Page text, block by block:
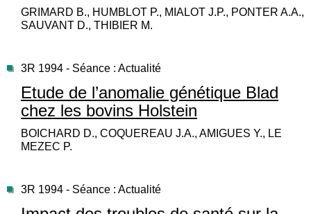
GRIMARD B., HUMBLOT P., MIALOT J.P., PONTER A.A.,
SAUVANT D., THIBIER M.
3R 1994 - Séance : Actualité
Etude de l’anomalie génétique Blad
chez les bovins Holstein
BOICHARD D., COQUEREAU J.A., AMIGUES Y., LE
MEZEC P.
3R 1994 - Séance : Actualité